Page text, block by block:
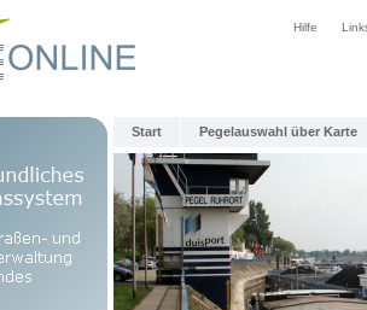
Hilfe
Start Pegelauswahl über Karte